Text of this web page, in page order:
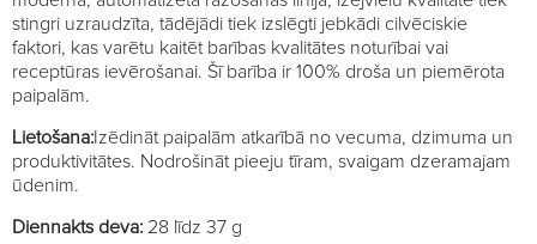
stingri uzraudzīta, tādējādi tiek izslēgti jebkādi cilvēciskie
faktori, kas varētu kaitēt barības kvalitātes noturībai vai
receptūras ievērošanai. Šī barība ir 100% droša un piemērota
paipalām.
Lietošana: Izēdināt paipalām atkarībā no vecuma, dzimuma un
produktivitātes. Nodrošināt pieeju tīram, svaigam dzeramajam
ūdenim.
Diennakts deva: 28 līdz 37 g